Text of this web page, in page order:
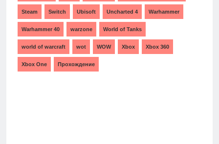
Steam Switch Ubisoft Uncharted 4 Warhammer
Warhammer 40 warzone World of Tanks
world of warcraft wot WOW Xbox Xbox 360
Xbox One Прохождение